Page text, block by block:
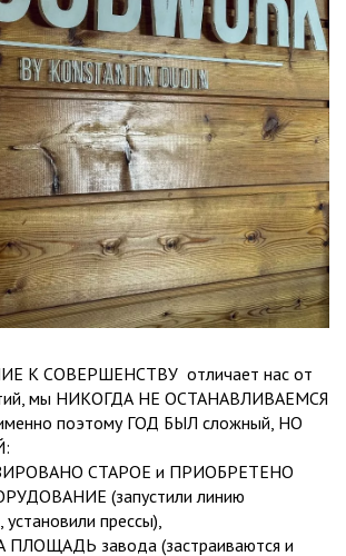
К СОВЕРШЕНСТВУ отличает нас от
мы НИКОГДА НЕ ОСТАНАВЛИВАЕМСЯ
поэтому ГОД БЫЛ сложный, НО
СТАРОЕ и ПРИОБРЕТЕНО
(запустили линию
установили прессы),
завода (застраиваются и